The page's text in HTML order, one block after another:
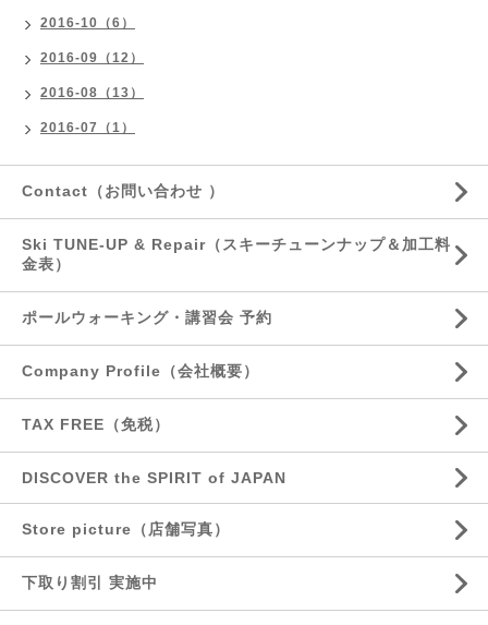
2016-10（6）
2016-09（12）
2016-08（13）
2016-07（1）
Contact（お問い合わせ ）
Ski TUNE-UP & Repair（スキーチューンナップ＆加工料
金表）
ポールウォーキング・講習会 予約
Company Profile（会社概要）
TAX FREE（免税）
DISCOVER the SPIRIT of JAPAN
Store picture（店舗写真）
下取り割引 実施中